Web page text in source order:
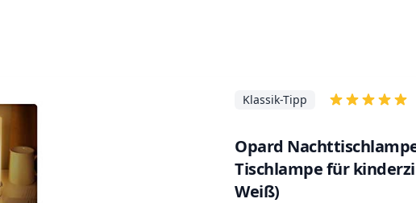
Opard
Tischlampe für
Weiß)
Klassik-Tipp